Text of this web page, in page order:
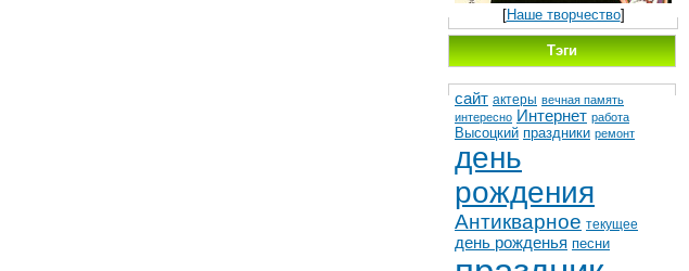
[Наше творчество]
Тэги
сайт актеры вечная память
интересно Интернет работа
Высоцкий праздники ремонт
день
рождения
Антикварное текущее
день рожденья песни